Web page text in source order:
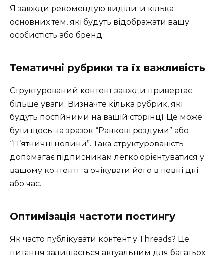
Я завжди рекомендую виділити кілька
основних тем, які будуть відображати вашу
особистість або бренд.
Тематичні рубрики та їх важливість
Структурований контент завжди привертає
більше уваги. Визначте кілька рубрик, які
будуть постійними на вашій сторінці. Це може
бути щось на зразок “Ранкові роздуми” або
“П’ятничні новини”. Така структурованість
допомагає підписникам легко орієнтуватися у
вашому контенті та очікувати його в певні дні
або час.
Оптимізація частоти постингу
Як часто публікувати контент у Threads? Це
питання залишається актуальним для багатьох